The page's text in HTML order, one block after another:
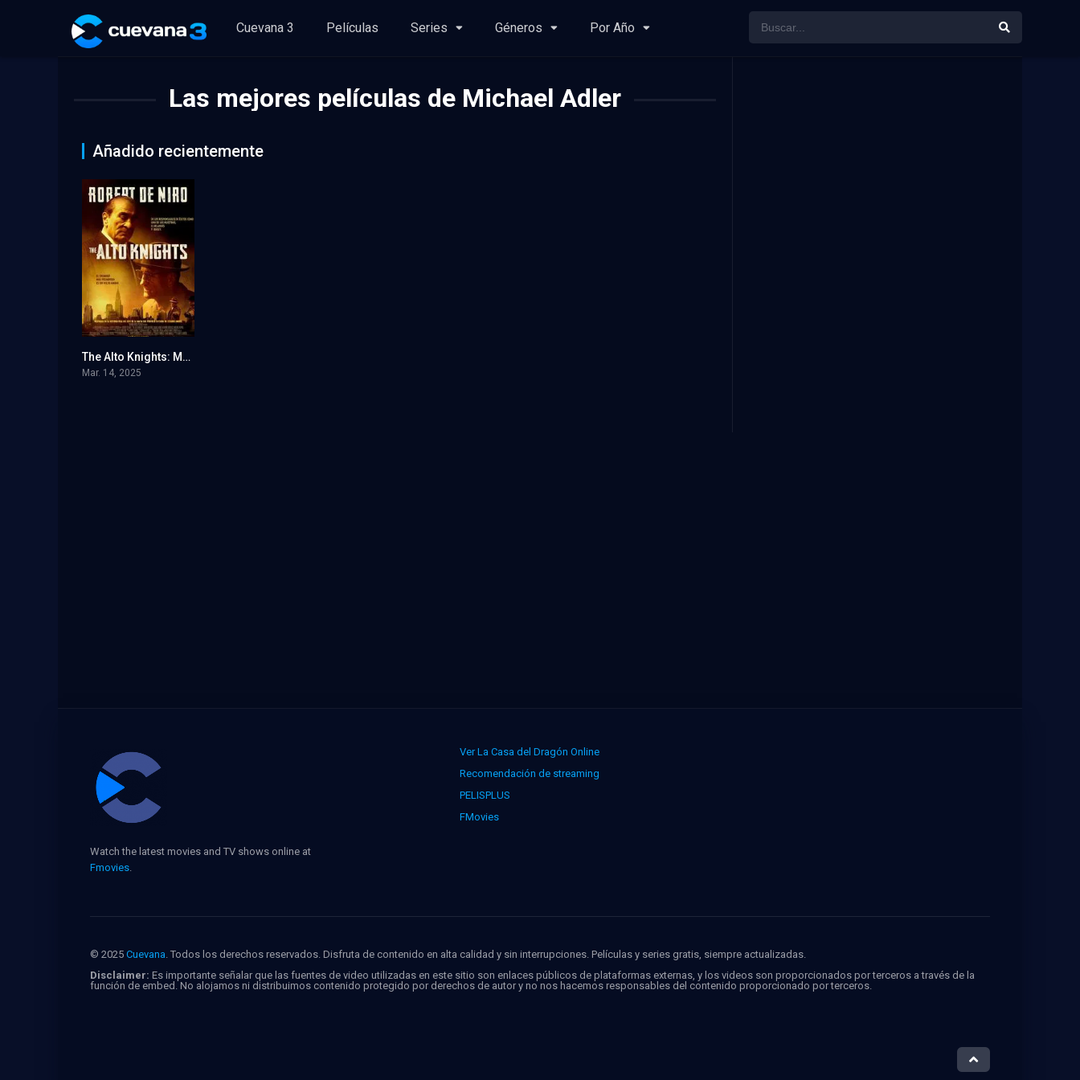
Cuevana 3 Películas Series Géneros Por Año
Las mejores películas de Michael Adler
Añadido recientemente
6
The Alto Knights: Mafia y poder
Mar. 14, 2025
Ver La Casa del Dragón Online
Recomendación de streaming
PELISPLUS
FMovies
Watch the latest movies and TV shows online at
Fmovies.
© 2025 Cuevana. Todos los derechos reservados. Disfruta de contenido en alta calidad y sin interrupciones. Películas y series gratis, siempre actualizadas.
Disclaimer: Es importante señalar que las fuentes de video utilizadas en este sitio son enlaces públicos de plataformas externas, y los videos son proporcionados por terceros a través de la
función de embed. No alojamos ni distribuimos contenido protegido por derechos de autor y no nos hacemos responsables del contenido proporcionado por terceros.